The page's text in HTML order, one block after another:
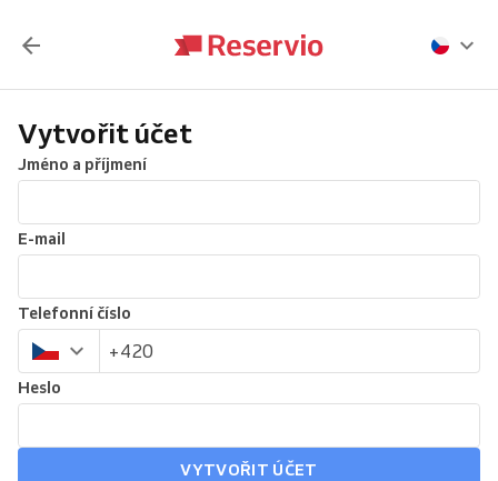
Vytvořit účet
Jméno a příjmení
E-mail
Telefonní číslo
Heslo
VYTVOŘIT ÚČET